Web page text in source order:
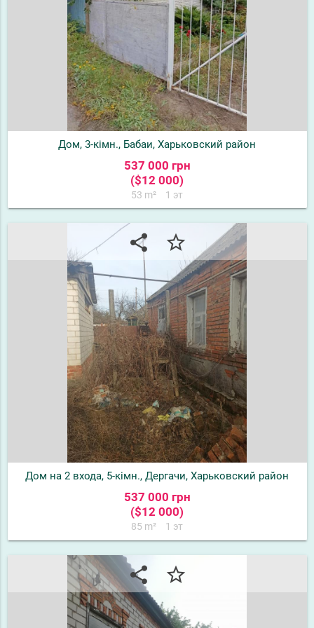
Дом, 3-кімн., Бабаи, Харьковский район
537 000 грн
($12 000)
53 m² 1 эт
share star_border
Дом на 2 входа, 5-кімн., Дергачи, Харьковский район
537 000 грн
($12 000)
85 m² 1 эт
share star_border